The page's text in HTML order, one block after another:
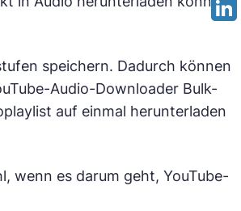
speichern. Dadurch können
Audio-Downloader Bulk-
auf einmal herunterladen
wenn es darum geht, YouTube-